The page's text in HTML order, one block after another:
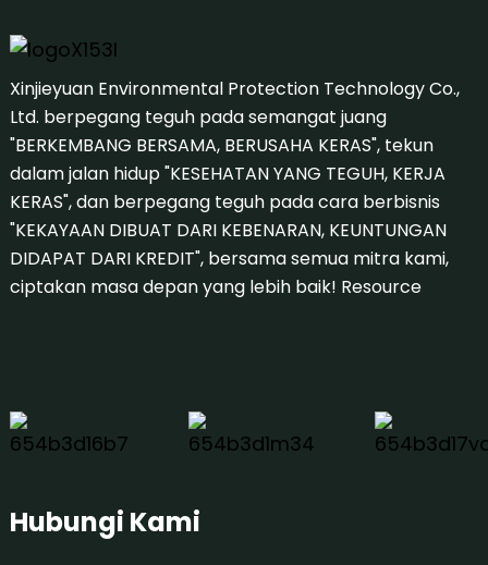
Xinjieyuan Environmental Protection Technology Co.,
Ltd. berpegang teguh pada semangat juang
"BERKEMBANG BERSAMA, BERUSAHA KERAS", tekun
dalam jalan hidup "KESEHATAN YANG TEGUH, KERJA
KERAS", dan berpegang teguh pada cara berbisnis
"KEKAYAAN DIBUAT DARI KEBENARAN, KEUNTUNGAN
DIDAPAT DARI KREDIT", bersama semua mitra kami,
ciptakan masa depan yang lebih baik! Resource
Hubungi Kami